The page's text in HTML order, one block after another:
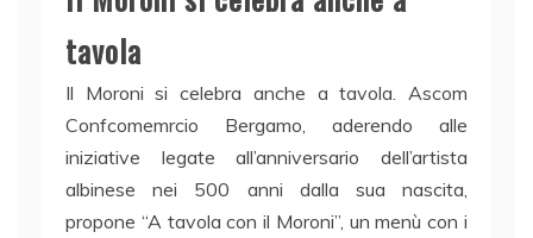
tavola
Il Moroni si celebra anche a tavola. Ascom
Confcomemrcio Bergamo, aderendo alle
iniziative legate all’anniversario dell’artista
albinese nei 500 anni dalla sua nascita,
propone “A tavola con il Moroni”, un menù con i